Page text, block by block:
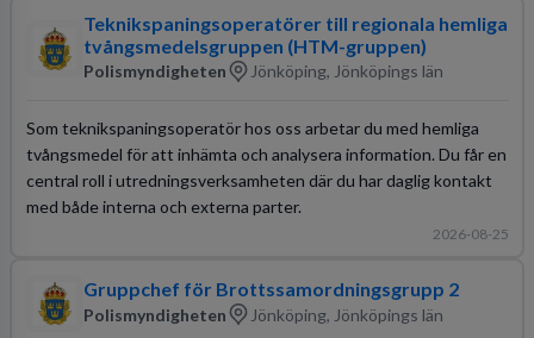
Teknikspaningsoperatörer till regionala hemliga
tvångsmedelsgruppen (HTM-gruppen)
Polismyndigheten Jönköping, Jönköpings län
Som teknikspaningsoperatör hos oss arbetar du med hemliga
tvångsmedel för att inhämta och analysera information. Du får en
central roll i utredningsverksamheten där du har daglig kontakt
med både interna och externa parter.
2026-08-25
Gruppchef för Brottssamordningsgrupp 2
Polismyndigheten Jönköping, Jönköpings län